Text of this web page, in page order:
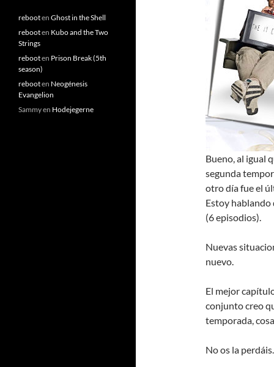
Bueno, al igual
segunda
otro día fue el
Estoy hablando
(6 episodios).
Nuevas
nuevo.
El mejor
conjunto creo
temporada,
No os la perdáis.
rebooten Ghost in the Shell
rebooten Kubo and the Two
Strings
rebooten Prison Break (5th
season)
rebooten Neogénesis
Evangelion
Sammyen Hodejegerne